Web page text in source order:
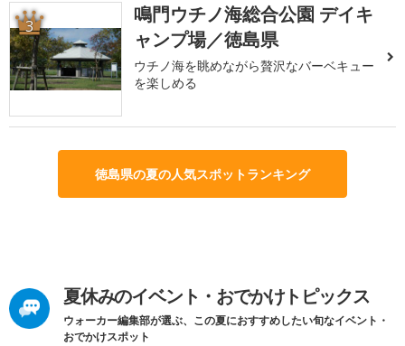
3
鳴門ウチノ海総合公園 デイキ
ャンプ場／徳島県
ウチノ海を眺めながら贅沢なバーベキュー
を楽しめる
徳島県の夏の人気スポットランキング
夏休みのイベント・おでかけトピックス
ウォーカー編集部が選ぶ、この夏におすすめしたい旬なイベント・
おでかけスポット